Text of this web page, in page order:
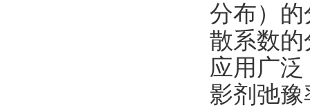
分布）
散系数
应用广
影剂弛